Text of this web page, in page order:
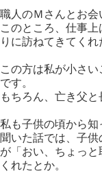
職人のＭさんとお会
このところ、仕事
りに訪ねてきてくれ
この方は私が小さ
です。
もちろん、亡き父と
私も子供の頃から知
聞いた話では、子
が「おい、ちょっ
くれたとか。